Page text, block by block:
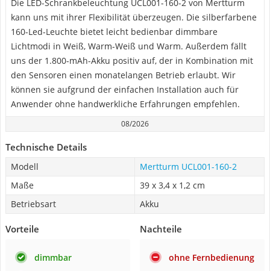
Die LED-Schrankbeleuchtung UCL001-160-2 von Mertturm
kann uns mit ihrer Flexibilität überzeugen. Die silberfarbene
160-Led-Leuchte bietet leicht bedienbar dimmbare
Lichtmodi in Weiß, Warm-Weiß und Warm. Außerdem fällt
uns der 1.800-mAh-Akku positiv auf, der in Kombination mit
den Sensoren einen monatelangen Betrieb erlaubt. Wir
können sie aufgrund der einfachen Installation auch für
Anwender ohne handwerkliche Erfahrungen empfehlen.
08/2026
Technische Details
Modell
Mertturm UCL001-160-2
Maße
39 x 3,4 x 1,2 cm
Betriebsart
Akku
Vorteile
dimmbar
Nachteile
ohne Fernbedienung